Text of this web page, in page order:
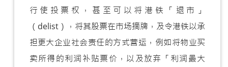
行使投票权，甚至可以将港铁「退市」
（delist），将其股票在市场摘牌，及令港铁以承
担更大企业社会责任的方式营运，例如将物业买
卖所得的利润补贴票价，以及放弃「利润最大